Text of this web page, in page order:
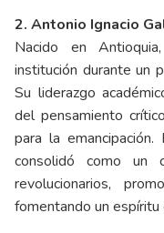
2. Antonio Ignacio
Nacido en
institución durante un
Su liderazgo
del pensamiento
para la
consolidó como un
revolucionarios,
fomentando un